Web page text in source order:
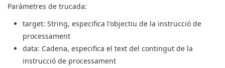
Paràmetres de trucada:
target: String, especifica l'objectiu de la instrucció de
processament
data: Cadena, especifica el text del contingut de la
instrucció de processament